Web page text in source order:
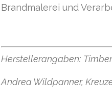
Brandmalerei und
Herstellerangaben:
Andrea Wildpanner,